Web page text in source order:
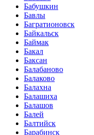
Бабушкин
Бавлы
Багратионовск
Байкальск
Баймак
Бакал
Баксан
Балабаново
Балаково
Балахна
Балашиха
Балашов
Балей
Балтийск
Барабинск